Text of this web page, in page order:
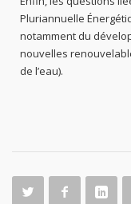
Pluriannuelle
notamment du
nouvelles
de l’eau).